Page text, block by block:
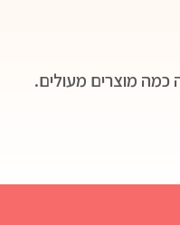
מוצרים מעולים.